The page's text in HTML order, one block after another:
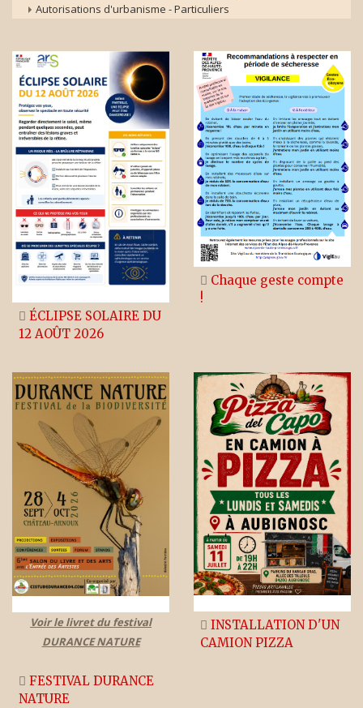
Autorisations d'urbanisme - Particuliers
ÉCLIPSE SOLAIRE DU
12 AOÛT 2026
Chaque geste compte
!
Voir le livret du festival
DURANCE NATURE
FESTIVAL DURANCE
NATURE
INSTALLATION D'UN
CAMION PIZZA